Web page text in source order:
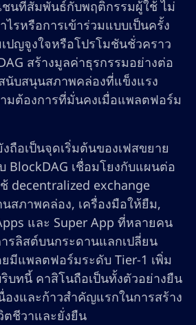
ชนที่สัมพันธ์กับพฤติกรรมผู้ใช้ ไม่
ไรหรือการเข้าร่วมแบบเป็นครั้ง
ปญจูงใจหรือโปรโมชันชั่วคราว
สร้างมูลค่าธุรกรรมอย่างต่อ
นับสนุนสภาพคล่องที่แข็งแรง
มต้องการที่มั่นคงเมื่อแพลตฟอร์ม
ถือเป็นจุดเริ่มต้นของเฟสขยาย
BlockDAG เชื่อมโยงกับแผนต่อ
decentralized exchange
นสภาพคล่อง, เครื่องมือให้ยืม,
และ Super App ที่หลายคน
รลิสต์บนกระดานแลกเปลี่ยน
มีแพลตฟอร์มระดับ Tier-1 เพิ่ม
บทนี้ คาสิโนถือเป็นทั้งตัวอย่างยืน
องและก้าวสำคัญแรกในการสร้าง
ตชีวาและยั่งยืน